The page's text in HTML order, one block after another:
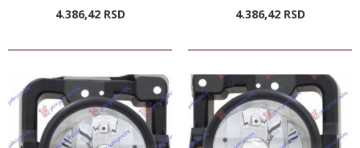
4.386,42 RSD 4.386,42 RSD